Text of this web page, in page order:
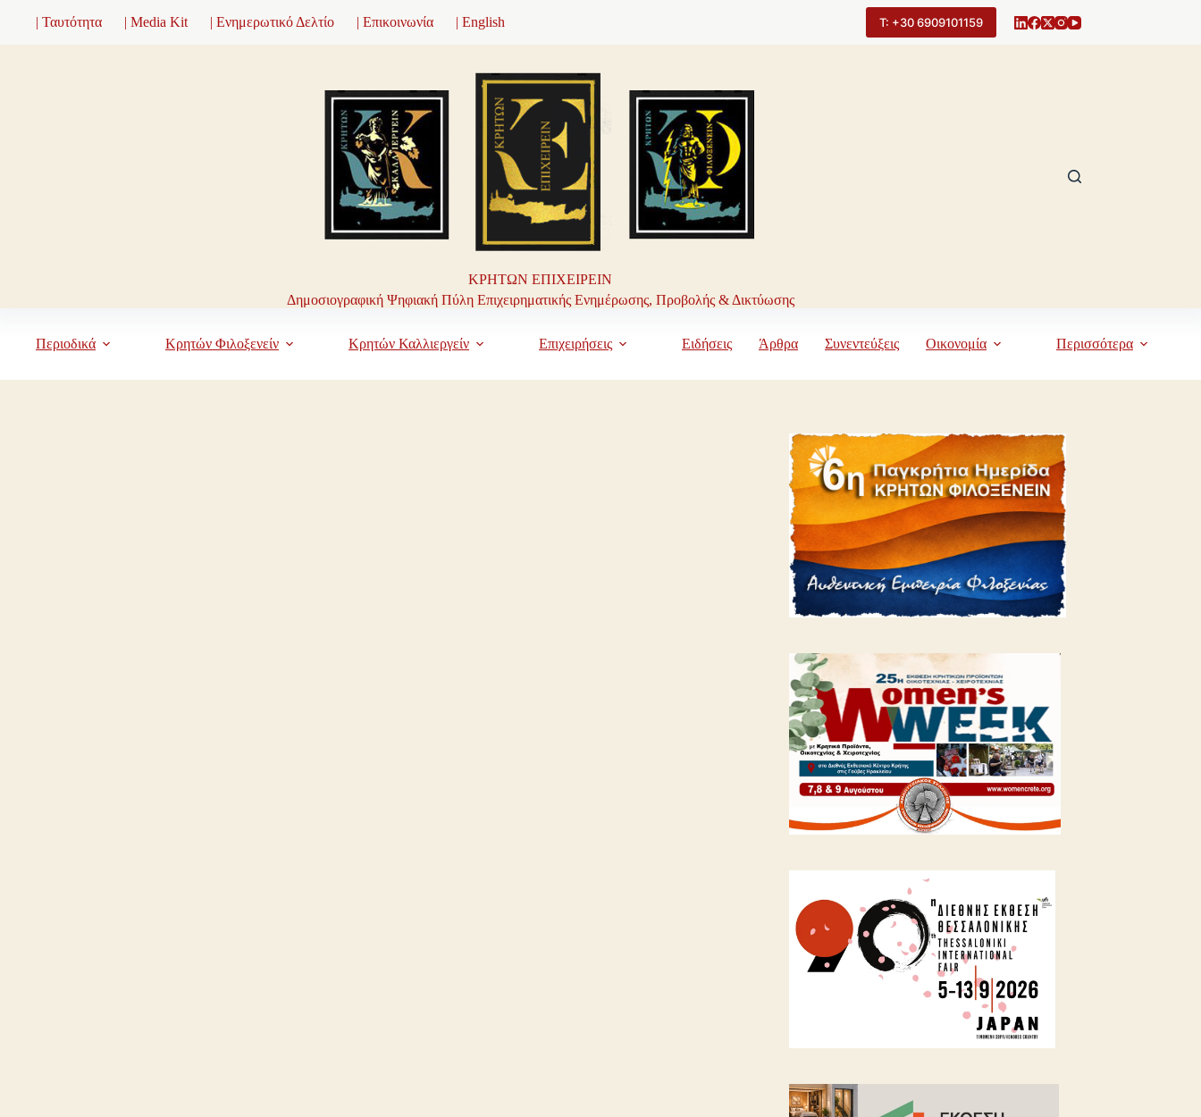
| Ταυτότητα | Media Kit | Ενημερωτικό Δελτίο | Επικοινωνία | English Τ: +30 6909101159
ΚΡΗΤΩΝ ΕΠΙΧΕΙΡΕΙΝ
Δημοσιογραφική Ψηφιακή Πύλη Επιχειρηματικής Ενημέρωσης, Προβολής & Δικτύωσης
Περιοδικά Κρητών Φιλοξενείν Κρητών Καλλιεργείν Επιχειρήσεις Ειδήσεις Άρθρα Συνεντεύξεις Οικονομία Περισσότερα